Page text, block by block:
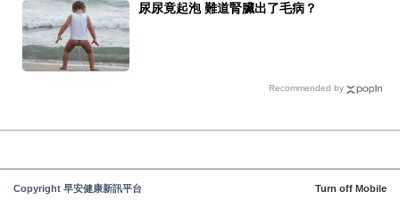
尿尿竟起泡 難道腎臟出了毛病？
Recommended by
Copyright 早安健康新訊平台 Turn off Mobile